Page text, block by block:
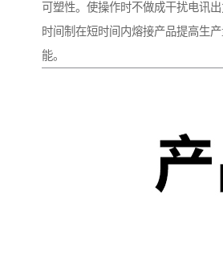
可塑性。使操作时不做成干扰电讯
时间制在短时间内熔接产品提高生
能。